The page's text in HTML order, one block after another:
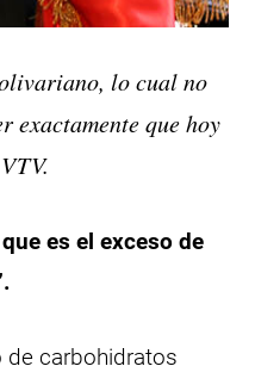
lo cual no
exactamente que hoy
es el exceso de
de carbohidratos